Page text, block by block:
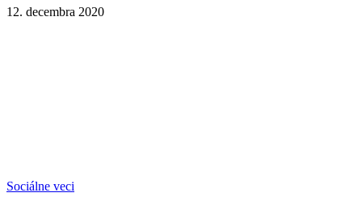
12. decembra 2020
Sociálne veci